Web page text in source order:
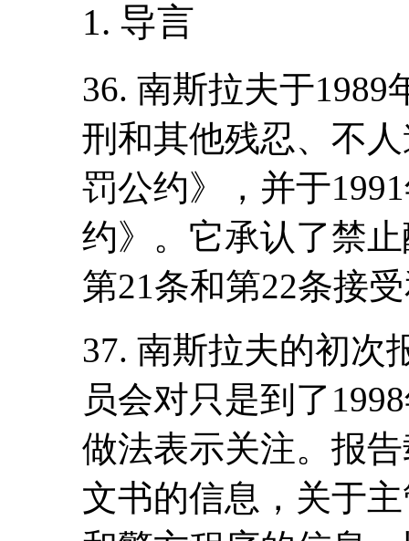
1. 导言
36. 南斯拉夫于1989
刑和其他残忍、不
罚公约》，并于
约》。它承认了禁
第21条和第22条接
37. 南斯拉夫的初次
员会对只是到了
做法表示关注。报
文书的信息，关于